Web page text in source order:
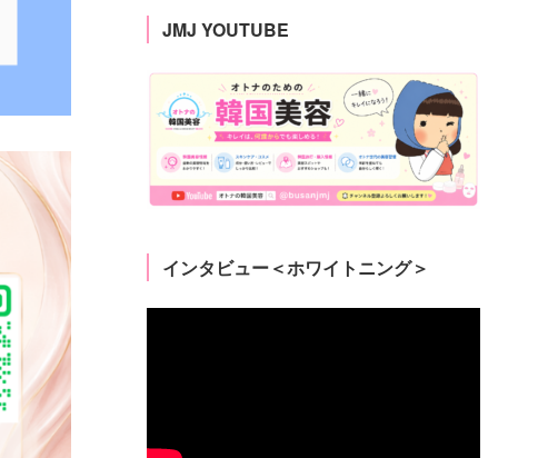
JMJ YOUTUBE
インタビュー＜ホワイトニング＞